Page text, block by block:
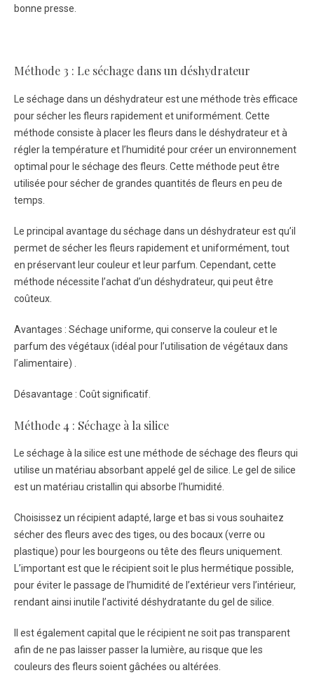
bonne presse.
Méthode 3 : Le séchage dans un déshydrateur
Le séchage dans un déshydrateur est une méthode très efficace
pour sécher les fleurs rapidement et uniformément. Cette
méthode consiste à placer les fleurs dans le déshydrateur et à
régler la température et l’humidité pour créer un environnement
optimal pour le séchage des fleurs. Cette méthode peut être
utilisée pour sécher de grandes quantités de fleurs en peu de
temps.
Le principal avantage du séchage dans un déshydrateur est qu’il
permet de sécher les fleurs rapidement et uniformément, tout
en préservant leur couleur et leur parfum. Cependant, cette
méthode nécessite l’achat d’un déshydrateur, qui peut être
coûteux.
Avantages : Séchage uniforme, qui conserve la couleur et le
parfum des végétaux (idéal pour l’utilisation de végétaux dans
l’alimentaire) .
Désavantage : Coût significatif.
Méthode 4 : Séchage à la silice
Le séchage à la silice est une méthode de séchage des fleurs qui
utilise un matériau absorbant appelé gel de silice. Le gel de silice
est un matériau cristallin qui absorbe l’humidité.
Choisissez un récipient adapté, large et bas si vous souhaitez
sécher des fleurs avec des tiges, ou des bocaux (verre ou
plastique) pour les bourgeons ou tête des fleurs uniquement.
L’important est que le récipient soit le plus hermétique possible,
pour éviter le passage de l’humidité de l’extérieur vers l’intérieur,
rendant ainsi inutile l’activité déshydratante du gel de silice.
Il est également capital que le récipient ne soit pas transparent
afin de ne pas laisser passer la lumière, au risque que les
couleurs des fleurs soient gâchées ou altérées.